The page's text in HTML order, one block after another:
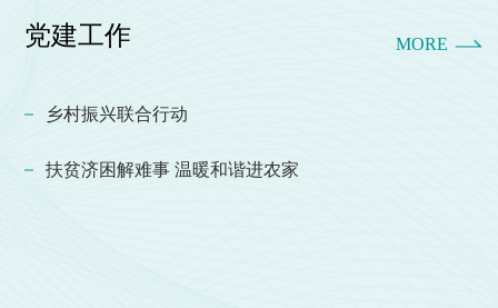
MORE
党建工作
乡村振兴联合行动
扶贫济困解难事 温暖和谐进农家